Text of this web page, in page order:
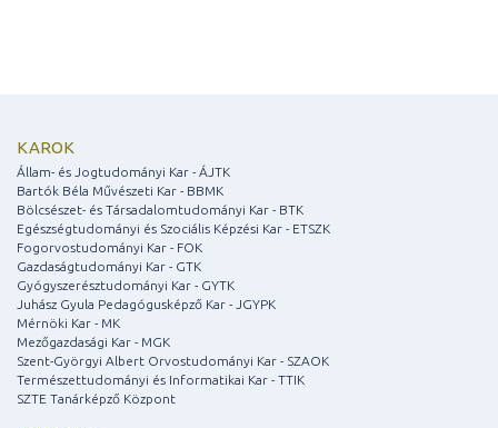
KAROK
Állam- és Jogtudományi Kar - ÁJTK
Bartók Béla Művészeti Kar - BBMK
Bölcsészet- és Társadalomtudományi Kar - BTK
Egészségtudományi és Szociális Képzési Kar - ETSZK
Fogorvostudományi Kar - FOK
Gazdaságtudományi Kar - GTK
Gyógyszerésztudományi Kar - GYTK
Juhász Gyula Pedagógusképző Kar - JGYPK
Mérnöki Kar - MK
Mezőgazdasági Kar - MGK
Szent-Györgyi Albert Orvostudományi Kar - SZAOK
Természettudományi és Informatikai Kar - TTIK
SZTE Tanárképző Központ